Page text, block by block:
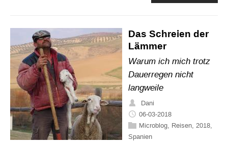
Das Schreien der
Lämmer
Warum ich mich trotz
Dauerregen nicht
langweile
Dani
06-03-2018
Microblog Reisen 2018
Spanien